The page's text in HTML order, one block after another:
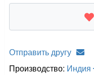
Отправить другу
Производство: Индия